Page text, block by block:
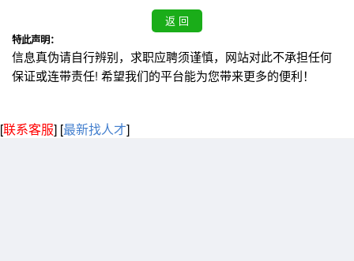
特此声明：
信息真伪请自行辨别，求职应聘须谨慎，网站对此不承担任何
保证或连带责任! 希望我们的平台能为您带来更多的便利！
[联系客服] [最新找人才]